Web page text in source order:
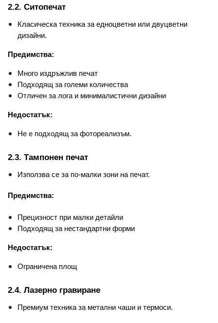
2.2. Ситопечат
Класическа техника за едноцветни или двуцветни
дизайни.
Предимства:
Много издръжлив печат
Подходящ за големи количества
Отличен за лога и минималистични дизайни
Недостатък:
Не е подходящ за фотореализъм.
2.3. Тампонен печат
Използва се за по-малки зони на печат.
Предимства:
Прецизност при малки детайли
Подходящ за нестандартни форми
Недостатък:
Ограничена площ
2.4. Лазерно гравиране
Премиум техника за метални чаши и термоси.